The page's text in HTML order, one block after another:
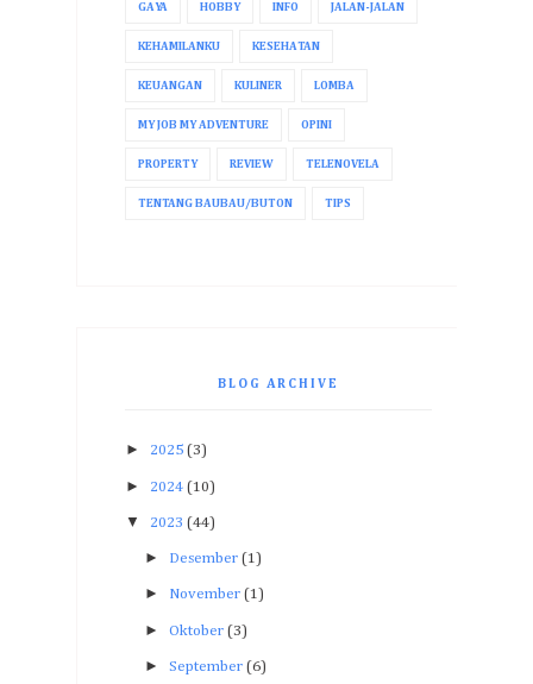
GAYA HOBBY INFO JALAN-JALAN
KEHAMILANKU KESEHATAN
KEUANGAN KULINER LOMBA
MY JOB MY ADVENTURE OPINI
PROPERTY REVIEW TELENOVELA
TENTANG BAUBAU/BUTON TIPS
BLOG ARCHIVE
► 2025 (3)
► 2024 (10)
▼ 2023 (44)
► Desember (1)
► November (1)
► Oktober (3)
► September (6)